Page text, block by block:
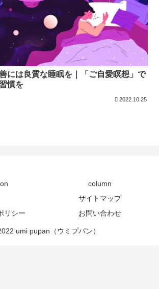
には良質な睡眠を｜「ご自愛瞑想」で
慣を
2022.10.25
column
サイトマップ
リシー
お問い合わせ
umi pupan（ウミプパン）